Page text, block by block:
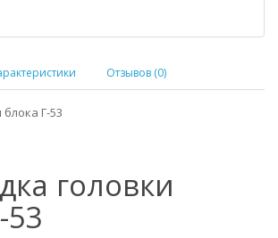
Отзывов (0)
Г-53
головки
53